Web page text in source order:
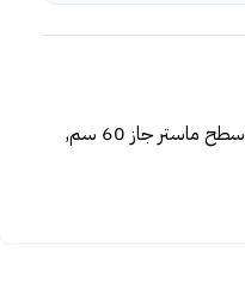
سطح ماستر جاز 60 سم
,